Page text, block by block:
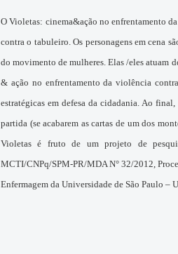
O Violetas: cinema&ação no enfrentamento
contra o tabuleiro. Os personagens em cena
do movimento de mulheres. Elas /eles atuam
& ação no enfrentamento da violência
estratégicas em defesa da cidadania. Ao
partida (se acabarem as cartas de um dos
Violetas é fruto de um projeto de
MCTI/CNPq/SPM-PR/MDA N° 32/2012,
Enfermagem da Universidade de São Paulo –